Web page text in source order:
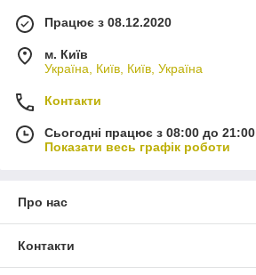
Працює з 08.12.2020
м. Київ
Україна, Київ, Київ, Україна
Контакти
Сьогодні працює з 08:00 до 21:00
Показати весь графік роботи
Про нас
Контакти